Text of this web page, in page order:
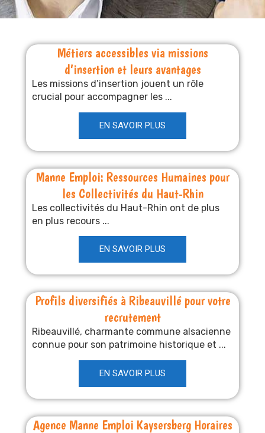
Métiers accessibles via missions
d’insertion et leurs avantages
Les missions d’insertion jouent un rôle
crucial pour accompagner les ...
EN SAVOIR PLUS
Manne Emploi: Ressources Humaines pour
les Collectivités du Haut-Rhin
Les collectivités du Haut-Rhin ont de plus
en plus recours ...
EN SAVOIR PLUS
Profils diversifiés à Ribeauvillé pour votre
recrutement
Ribeauvillé, charmante commune alsacienne
connue pour son patrimoine historique et ...
EN SAVOIR PLUS
Agence Manne Emploi Kaysersberg Horaires